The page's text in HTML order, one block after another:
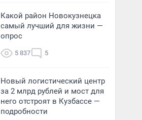
Какой район Новокузнецка
самый лучший для жизни —
опрос
5 837 5
Новый логистический центр
за 2 млрд рублей и мост для
него отстроят в Кузбассе —
подробности